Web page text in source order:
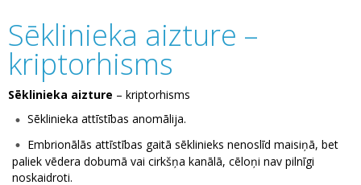
Sēklinieka aizture –
kriptorhisms
Sēklinieka aizture – kriptorhisms
Sēklinieka attīstības anomālija.
Embrionālās attīstības gaitā sēklinieks nenoslīd maisiņā, bet
paliek vēdera dobumā vai cirkšņa kanālā, cēloņi nav pilnīgi
noskaidroti.